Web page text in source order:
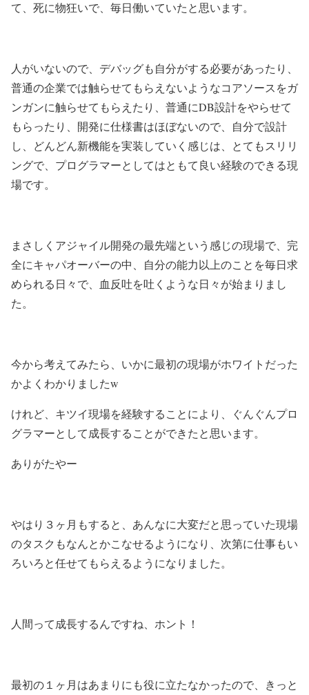
て、死に物狂いで、毎日働いていたと思います。
人がいないので、デバッグも自分がする必要があったり、
普通の企業では触らせてもらえないようなコアソースをガ
ンガンに触らせてもらえたり、普通にDB設計をやらせて
もらったり、開発に仕様書はほぼないので、自分で設計
し、どんどん新機能を実装していく感じは、とてもスリリ
ングで、プログラマーとしてはともて良い経験のできる現
場です。
まさしくアジャイル開発の最先端という感じの現場で、完
全にキャパオーバーの中、自分の能力以上のことを毎日求
められる日々で、血反吐を吐くような日々が始まりまし
た。
今から考えてみたら、いかに最初の現場がホワイトだった
かよくわかりましたw
けれど、キツイ現場を経験することにより、ぐんぐんプロ
グラマーとして成長することができたと思います。
ありがたやー
やはり３ヶ月もすると、あんなに大変だと思っていた現場
のタスクもなんとかこなせるようになり、次第に仕事もい
ろいろと任せてもらえるようになりました。
人間って成長するんですね、ホント！
最初の１ヶ月はあまりにも役に立たなかったので、きっと